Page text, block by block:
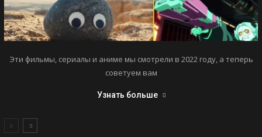
Эти фильмы, сериалы и аниме мы смотрели в 2022 году, а теперь
советуем вам
Узнать больше